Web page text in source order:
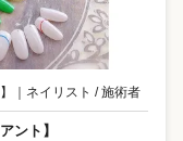
ネイリスト / 施術者
ント】